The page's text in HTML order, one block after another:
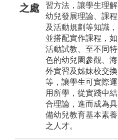
之處
習方法，讓學生理解
幼兒發展理論、課程
及活動規劃等知識，
並搭配實作課程，如
活動試教、至不同特
色的幼兒園參觀、海
外實習及姊妹校交換
等，讓學生可實際運
用所學，從實踐中結
合理論，進而成為具
備幼兒教育基本素養
之人才。